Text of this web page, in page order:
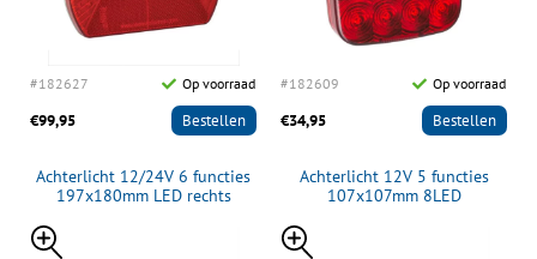
#182627 Op voorraad
€99,95 Bestellen
Achterlicht 12/24V 6 functies
197x180mm LED rechts
#182609 Op voorraad
€34,95 Bestellen
Achterlicht 12V 5 functies
107x107mm 8LED